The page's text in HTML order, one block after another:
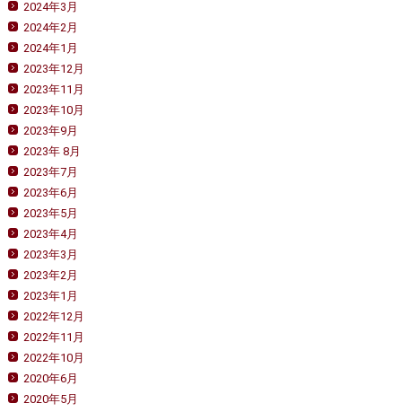
2024年3月
2024年2月
2024年1月
2023年12月
2023年11月
2023年10月
2023年9月
2023年 8月
2023年7月
2023年6月
2023年5月
2023年4月
2023年3月
2023年2月
2023年1月
2022年12月
2022年11月
2022年10月
2020年6月
2020年5月